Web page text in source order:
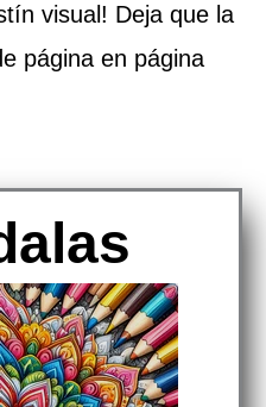
visual! Deja que la
página en página